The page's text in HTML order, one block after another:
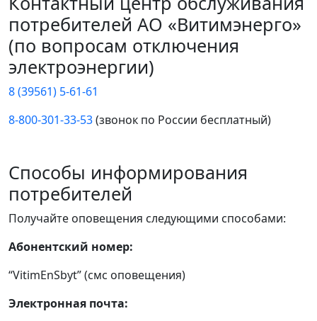
потребителей АО «Витимэнерго»
(по вопросам отключения
электроэнергии)
8 (39561) 5-61-61
8-800-301-33-53(звонок по России бесплатный)
Способы информирования
потребителей
Получайте оповещения следующими способами:
Абонентский номер:
“VitimEnSbyt” (смс оповещения)
Электронная почта: